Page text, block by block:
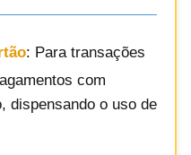
: Para transações
com
dispensando o uso de